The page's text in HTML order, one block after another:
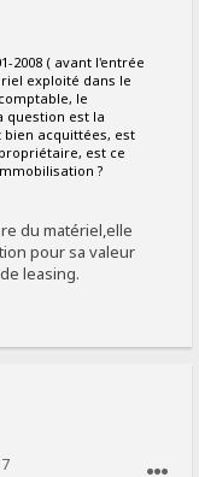
2008 ( avant l'entrée
exploité dans le
le
question est la
bien acquittées, est
est ce
?
du matériel,elle
pour sa valeur
leasing.